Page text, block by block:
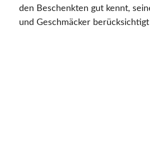
den Beschenkten gut kennt,
und Geschmäcker